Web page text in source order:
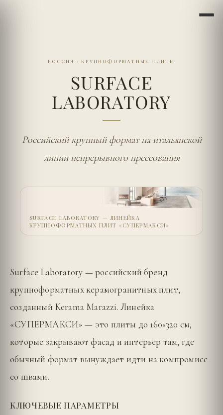
РОССИЯ ·КРУПНОФОРМАТНЫЕ ПЛИТЫ
SURFACE
LABORATORY
Российский крупный формат на итальянской
линии непрерывного прессования
SURFACE LABORATORY — ЛИНЕЙКА
КРУПНОФОРМАТНЫХ ПЛИТ «СУПЕРМАКСИ»
Surface Laboratory — российский бренд
крупноформатных керамогранитных плит,
созданный Kerama Marazzi. Линейка
«СУПЕРМАКСИ» — это плиты до 160×320 см,
которые закрывают фасад и интерьер там, где
обычный формат вынуждает идти на компромисс
со швами.
КЛЮЧЕВЫЕ ПАРАМЕТРЫ